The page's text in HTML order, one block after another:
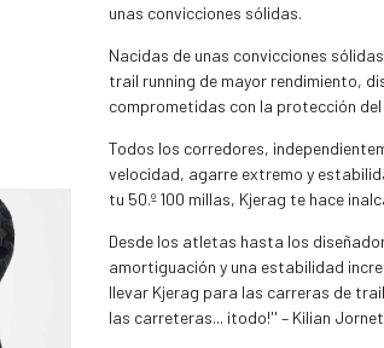
unas convicciones sólidas.
Nacidas de unas convicciones
trail running de mayor rendimiento,
comprometidas con la protección
Todos los corredores,
velocidad, agarre extremo y
tu 50.º 100 millas, Kjerag te hace
Desde los atletas hasta los
amortiguación y una estabilidad
llevar Kjerag para las carreras de
las carreteras... ¡todo!'' – Kilian Jornet